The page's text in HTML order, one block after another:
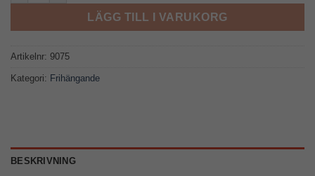
LÄGG TILL I VARUKORG
Artikelnr: 9075
Kategori: Frihängande
BESKRIVNING